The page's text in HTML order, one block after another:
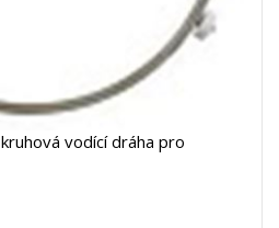
vodící dráha pro